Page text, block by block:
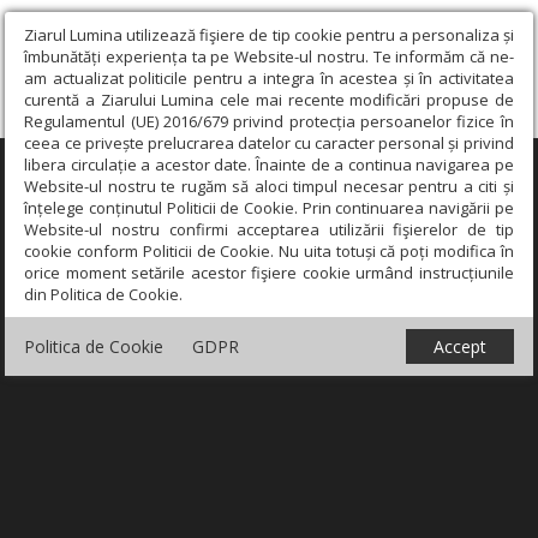
Ziarul Lumina utilizează fişiere de tip cookie pentru a personaliza și
îmbunătăți experiența ta pe Website-ul nostru. Te informăm că ne-
am actualizat politicile pentru a integra în acestea și în activitatea
curentă a Ziarului Lumina cele mai recente modificări propuse de
Regulamentul (UE) 2016/679 privind protecția persoanelor fizice în
ceea ce privește prelucrarea datelor cu caracter personal și privind
libera circulație a acestor date. Înainte de a continua navigarea pe
Website-ul nostru te rugăm să aloci timpul necesar pentru a citi și
înțelege conținutul Politicii de Cookie. Prin continuarea navigării pe
Website-ul nostru confirmi acceptarea utilizării fişierelor de tip
cookie conform Politicii de Cookie. Nu uita totuși că poți modifica în
orice moment setările acestor fişiere cookie urmând instrucțiunile
din Politica de Cookie.
Politica de Cookie GDPR Accept
×